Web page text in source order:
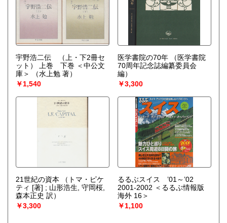
宇野浩二伝 （上・下2冊セ
ット） 上巻 下巻 ＜中公文
庫＞
（水上勉 著）
￥1,540
医学書院の70年
（医学書院
70周年記念誌編纂委員会
編）
￥3,300
21世紀の資本
（トマ・ピケ
ティ [著] ; 山形浩生, 守岡桜,
森本正史 訳）
￥3,300
るるぶスイス ’01～’02
2001-2002 ＜るるぶ情報版
海外 16＞
￥1,100